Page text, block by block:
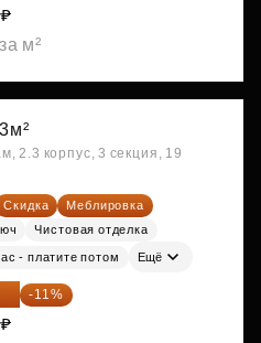
м²
2.3 корпус, 3 секция, 19
Скидка
Меблировка
Чистовая отделка
- платите потом Ещё
₽ -11%